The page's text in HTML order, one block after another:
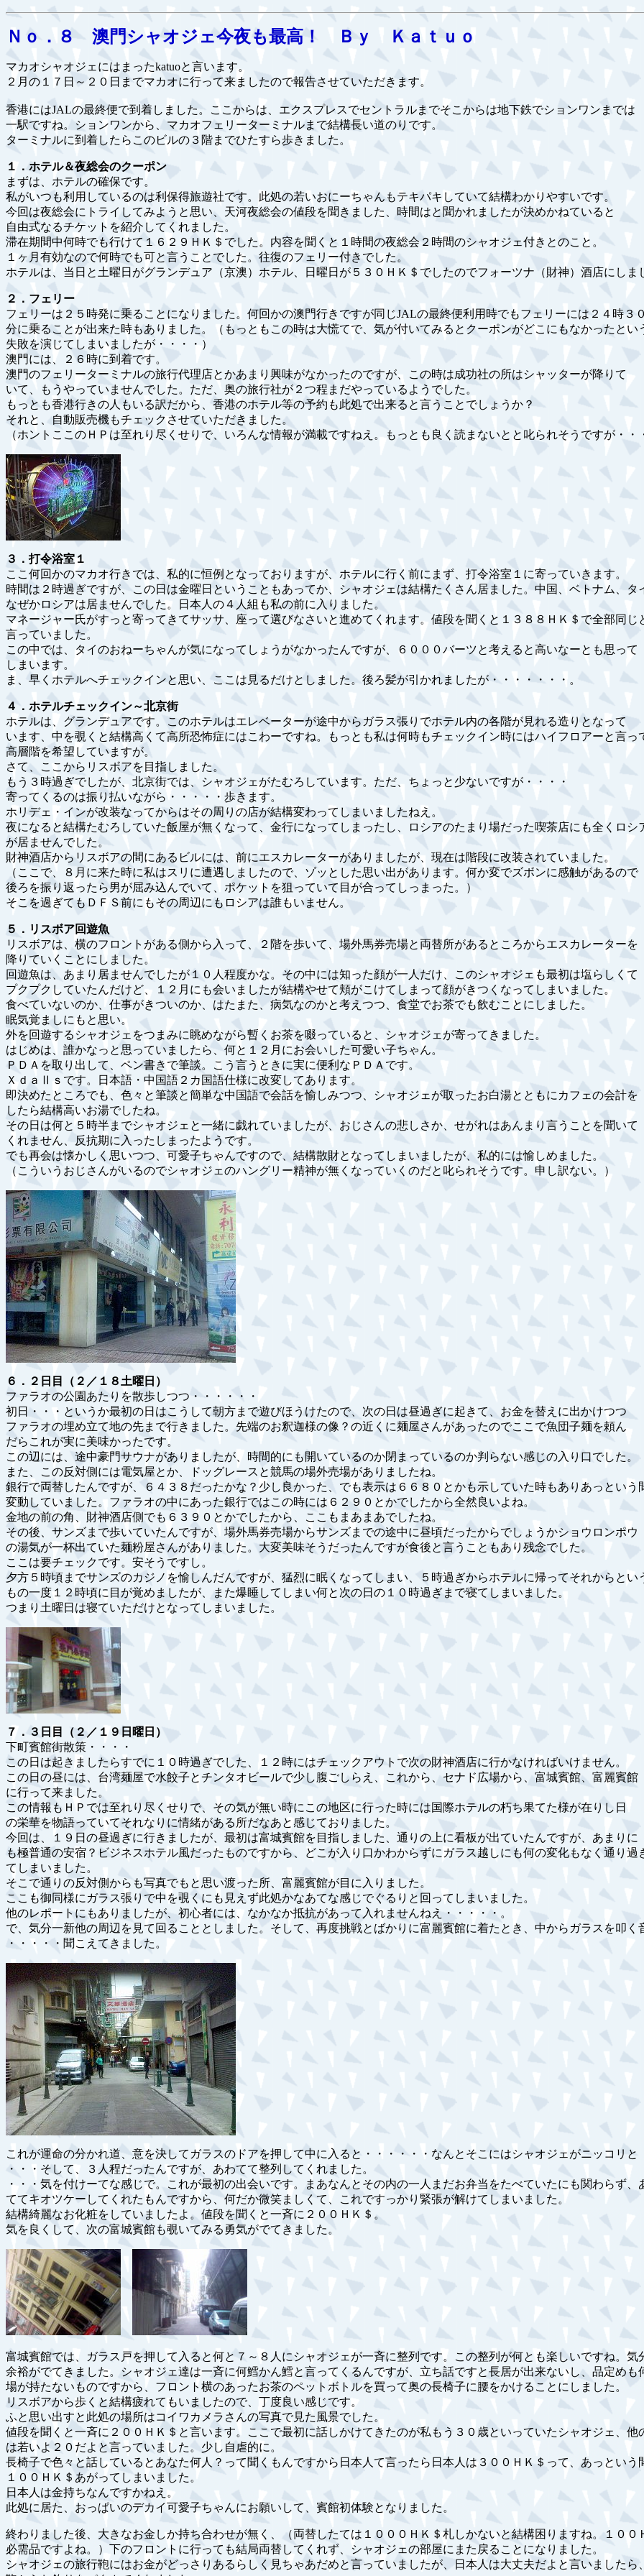
Ｎｏ．８ 澳門シャオジェ今夜も最高！ Ｂｙ Ｋａｔｕｏ
マカオシャオジェにはまったkatuoと言います。
２月の１７日～２０日までマカオに行って来ましたので報告させていただきます。
香港にはJALの最終便で到着しました。ここからは、エクスプレスでセントラルまでそこからは地下鉄でションワンまでは
一駅ですね。ションワンから、マカオフェリーターミナルまで結構長い道のりです。
ターミナルに到着したらこのビルの３階までひたすら歩きました。
１．ホテル＆夜総会のクーポン
まずは、ホテルの確保です。
私がいつも利用しているのは利保得旅遊社です。此処の若いおにーちゃんもテキパキしていて結構わかりやすいです。
今回は夜総会にトライしてみようと思い、天河夜総会の値段を聞きました、時間はと聞かれましたが決めかねていると
自由式なるチケットを紹介してくれました。
滞在期間中何時でも行けて１６２９ＨＫ＄でした。内容を聞くと１時間の夜総会２時間のシャオジェ付きとのこと。
１ヶ月有効なので何時でも可と言うことでした。往復のフェリー付きでした。
ホテルは、当日と土曜日がグランデュア（京澳）ホテル、日曜日が５３０ＨＫ＄でしたのでフォーツナ（財神）酒店にしま
２．フェリー
フェリーは２５時発に乗ることになりました。何回かの澳門行きですが同じJALの最終便利用時でもフェリーには２４時３
分に乗ることが出来た時もありました。（もっともこの時は大慌てで、気が付いてみるとクーポンがどこにもなかったとい
失敗を演じてしまいましたが・・・・）
澳門には、２６時に到着です。
澳門のフェリーターミナルの旅行代理店とかあまり興味がなかったのですが、この時は成功社の所はシャッターが降りて
いて、もうやっていませんでした。ただ、奥の旅行社が２つ程まだやっているようでした。
もっとも香港行きの人もいる訳だから、香港のホテル等の予約も此処で出来ると言うことでしょうか？
それと、自動販売機もチェックさせていただきました。
（ホントここのＨＰは至れり尽くせりで、いろんな情報が満載ですねえ。もっとも良く読まないとと叱られそうですが・・
３．打令浴室１
ここ何回かのマカオ行きでは、私的に恒例となっておりますが、ホテルに行く前にまず、打令浴室１に寄っていきます。
時間は２時過ぎですが、この日は金曜日ということもあってか、シャオジェは結構たくさん居ました。中国、ベトナム、タ
なぜかロシアは居ませんでした。日本人の４人組も私の前に入りました。
マネージャー氏がすっと寄ってきてサッサ、座って選びなさいと進めてくれます。値段を聞くと１３８８ＨＫ＄で全部同じ
言っていました。
この中では、タイのおねーちゃんが気になってしょうがなかったんですが、６０００バーツと考えると高いなーとも思って
しまいます。
ま、早くホテルへチェックインと思い、ここは見るだけとしました。後ろ髪が引かれましたが・・・・・・・。
４．ホテルチェックイン～北京街
ホテルは、グランデュアです。このホテルはエレベーターが途中からガラス張りでホテル内の各階が見れる造りとなって
います、中を覗くと結構高くて高所恐怖症にはこわーですね。もっとも私は何時もチェックイン時にはハイフロアーと言っ
高層階を希望していますが。
さて、ここからリスボアを目指しました。
もう３時過ぎでしたが、北京街では、シャオジェがたむろしています。ただ、ちょっと少ないですが・・・・
寄ってくるのは振り払いながら・・・・・歩きます。
ホリデェ・インが改装なってからはその周りの店が結構変わってしまいましたねえ。
夜になると結構たむろしていた飯屋が無くなって、金行になってしまったし、ロシアのたまり場だった喫茶店にも全くロシ
が居ませんでした。
財神酒店からリスボアの間にあるビルには、前にエスカレーターがありましたが、現在は階段に改装されていました。
（ここで、８月に来た時に私はスリに遭遇しましたので、ゾッとした思い出があります。何か変でズボンに感触があるので
後ろを振り返ったら男が屈み込んでいて、ポケットを狙っていて目が合ってしっまった。）
そこを過ぎてもＤＦＳ前にもその周辺にもロシアは誰もいません。
５．リスボア回遊魚
リスボアは、横のフロントがある側から入って、２階を歩いて、場外馬券売場と両替所があるところからエスカレーターを
降りていくことにしました。
回遊魚は、あまり居ませんでしたが１０人程度かな。その中には知った顔が一人だけ、このシャオジェも最初は塩らしくて
プクプクしていたんだけど、１２月にも会いましたが結構やせて頬がこけてしまって顔がきつくなってしまいました。
食べていないのか、仕事がきついのか、はたまた、病気なのかと考えつつ、食堂でお茶でも飲むことにしました。
眠気覚ましにもと思い。
外を回遊するシャオジェをつまみに眺めながら暫くお茶を啜っていると、シャオジェが寄ってきました。
はじめは、誰かなっと思っていましたら、何と１２月にお会いした可愛い子ちゃん。
ＰＤＡを取り出して、ペン書きで筆談。こう言うときに実に便利なＰＤＡです。
ＸｄａⅡｓです。日本語・中国語２カ国語仕様に改変してあります。
即決めたところでも、色々と筆談と簡単な中国語で会話を愉しみつつ、シャオジェが取ったお白湯とともにカフェの会計を
したら結構高いお湯でしたね。
その日は何と５時半までシャオジェと一緒に戯れていましたが、おじさんの悲しさか、せがれはあんまり言うことを聞いて
くれません、反抗期に入ったしまったようです。
でも再会は懐かしく思いつつ、可愛子ちゃんですので、結構散財となってしまいましたが、私的には愉しめました。
（こういうおじさんがいるのでシャオジェのハングリー精神が無くなっていくのだと叱られそうです。申し訳ない。）
６．２日目（２／１８土曜日）
ファラオの公園あたりを散歩しつつ・・・・・・
初日・・・というか最初の日はこうして朝方まで遊びほうけたので、次の日は昼過ぎに起きて、お金を替えに出かけつつ
ファラオの埋め立て地の先まで行きました。先端のお釈迦様の像？の近くに麺屋さんがあったのでここで魚団子麺を頼ん
だらこれが実に美味かったです。
この辺には、途中豪門サウナがありましたが、時間的にも開いているのか閉まっているのか判らない感じの入り口でした。
また、この反対側には電気屋とか、ドッグレースと競馬の場外売場がありましたね。
銀行で両替したんですが、６４３８だったかな？少し良かった、でも表示は６６８０とかも示していた時もありあっという
変動していました。ファラオの中にあった銀行ではこの時には６２９０とかでしたから全然良いよね。
金地の前の角、財神酒店側でも６３９０とかでしたから、ここもまあまあでしたね。
その後、サンズまで歩いていたんですが、場外馬券売場からサンズまでの途中に昼頃だったからでしょうかショウロンポウ
の湯気が一杯出ていた麺粉屋さんがありました。大変美味そうだったんですが食後と言うこともあり残念でした。
ここは要チェックです。安そうですし。
夕方５時頃までサンズのカジノを愉しんだんですが、猛烈に眠くなってしまい、５時過ぎからホテルに帰ってそれからとい
もの一度１２時頃に目が覚めましたが、また爆睡してしまい何と次の日の１０時過ぎまで寝てしまいました。
つまり土曜日は寝ていただけとなってしまいました。
７．３日目（２／１９日曜日）
下町賓館街散策・・・・
この日は起きましたらすでに１０時過ぎでした、１２時にはチェックアウトで次の財神酒店に行かなければいけません。
この日の昼には、台湾麺屋で水餃子とチンタオビールで少し腹ごしらえ、これから、セナド広場から、富城賓館、富麗賓館
に行って来ました。
この情報もＨＰでは至れり尽くせりで、その気が無い時にこの地区に行った時には国際ホテルの朽ち果てた様が在りし日
の栄華を物語っていてそれなりに情緒がある所だなあと感じておりました。
今回は、１９日の昼過ぎに行きましたが、最初は富城賓館を目指しました、通りの上に看板が出ていたんですが、あまりに
も極普通の安宿？ビジネスホテル風だったものですから、どこが入り口かわからずにガラス越しにも何の変化もなく通り過
てしまいました。
そこで通りの反対側からも写真でもと思い渡った所、富麗賓館が目に入りました。
ここも御同様にガラス張りで中を覗くにも見えず此処かなあてな感じでぐるりと回ってしまいました。
他のレポートにもありましたが、初心者には、なかなか抵抗があって入れませんねえ・・・・・。
で、気分一新他の周辺を見て回ることとしました。そして、再度挑戦とばかりに富麗賓館に着たとき、中からガラスを叩く
・・・・・聞こえてきました。
これが運命の分かれ道、意を決してガラスのドアを押して中に入ると・・・・・・なんとそこにはシャオジェがニッコリと
・・・そして、３人程だったんですが、あわてて整列してくれました。
・・・気を付けーてな感じで。これが最初の出会いです。まあなんとその内の一人まだお弁当をたべていたにも関わらず、
ててキオツケーしてくれたもんですから、何だか微笑ましくて、これですっかり緊張が解けてしまいました。
結構綺麗なお化粧をしていましたよ。値段を聞くと一斉に２００ＨＫ＄。
気を良くして、次の富城賓館も覗いてみる勇気がでてきました。
富城賓館では、ガラス戸を押して入ると何と７～８人にシャオジェが一斉に整列です。この整列が何とも楽しいですね。気
余裕がでてきました。シャオジェ達は一斉に何鱈かん鱈と言ってくるんですが、立ち話ですと長居が出来ないし、品定めも
場が持たないものですから、フロント横のあったお茶のペットボトルを買って奥の長椅子に腰をかけることにしました。
リスボアから歩くと結構疲れてもいましたので、丁度良い感じです。
ふと思い出すと此処の場所はコイワカメラさんの写真で見た風景でした。
値段を聞くと一斉に２００ＨＫ＄と言います。ここで最初に話しかけてきたのが私もう３０歳といっていたシャオジェ、他
は若いよ２０だよと言っていました。少し自虐的に。
長椅子で色々と話しているとあなた何人？って聞くもんですから日本人て言ったら日本人は３００ＨＫ＄って、あっという
１００ＨＫ＄あがってしまいました。
日本人は金持ちなんですかねえ。
此処に居た、おっぱいのデカイ可愛子ちゃんにお願いして、賓館初体験となりました。
終わりました後、大きなお金しか持ち合わせが無く、（両替したては１０００ＨＫ＄札しかないと結構困りますね。１００
必需品ですよね。）下のフロントに行っても結局両替してくれず、シャオジェの部屋にまた戻ることになりました。
シャオジェの旅行鞄にはお金がどっさりあるらしく見ちゃあだめと言っていましたが、日本人は大丈夫だよと言いましたら